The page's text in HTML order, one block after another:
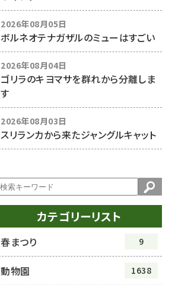
2026年08月05日
ボルネオテナガザルのミューはすごい
2026年08月04日
ゴリラのキヨマサを群れから分離しま
す
2026年08月03日
スリランカから来たジャングルキャット
カテゴリーリスト
春まつり 9
動物園 1638